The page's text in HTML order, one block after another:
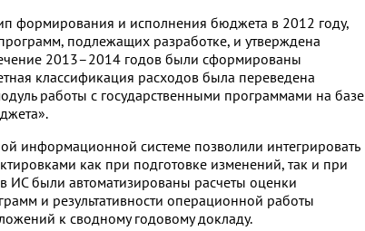
формирования и исполнения бюджета в 2012 году,
подлежащих разработке, и утверждена
2013–2014 годов были сформированы
классификация расходов была переведена
работы с государственными программами на базе
информационной системе позволили интегрировать
как при подготовке изменений, так и при
ИС были автоматизированы расчеты оценки
и результативности операционной работы
к сводному годовому докладу.